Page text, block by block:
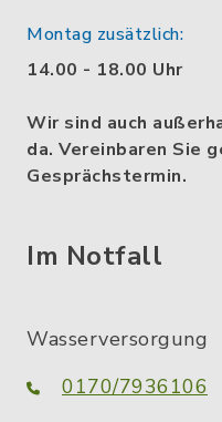
Montag zusätzlich:
14.00 - 18.00 Uhr
Wir sind auch
da. Vereinbaren Sie
Gesprächstermin.
Im Notfall
Wasserversorgung
0170/7936106